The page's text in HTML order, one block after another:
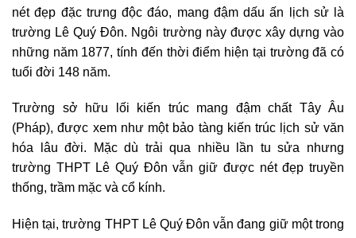
nét đẹp đặc trưng độc đáo, mang đậm dấu ấn lịch sử là
trường Lê Quý Đôn. Ngôi trường này được xây dựng vào
những năm 1877, tính đến thời điểm hiện tại trường đã có
tuổi đời 148 năm.
Trường sở hữu lối kiến trúc mang đậm chất Tây Âu
(Pháp), được xem như một bảo tàng kiến trúc lịch sử văn
hóa lâu đời. Mặc dù trải qua nhiều lần tu sửa nhưng
trường THPT Lê Quý Đôn vẫn giữ được nét đẹp truyền
thống, trầm mặc và cổ kính.
Hiện tại, trường THPT Lê Quý Đôn vẫn đang giữ một trong